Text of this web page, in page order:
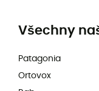
Všechny
Patagonia
Ortovox